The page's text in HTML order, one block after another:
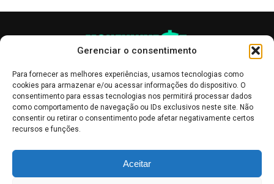
Gerenciar o consentimento
Para fornecer as melhores experiências, usamos tecnologias como
cookies para armazenar e/ou acessar informações do dispositivo. O
consentimento para essas tecnologias nos permitirá processar dados
como comportamento de navegação ou IDs exclusivos neste site. Não
consentir ou retirar o consentimento pode afetar negativamente certos
recursos e funções.
Aceitar
informativo, servindo como boletins de divulgação, e não devem ser
interpretadas como recomendações de investimento.Leia mais